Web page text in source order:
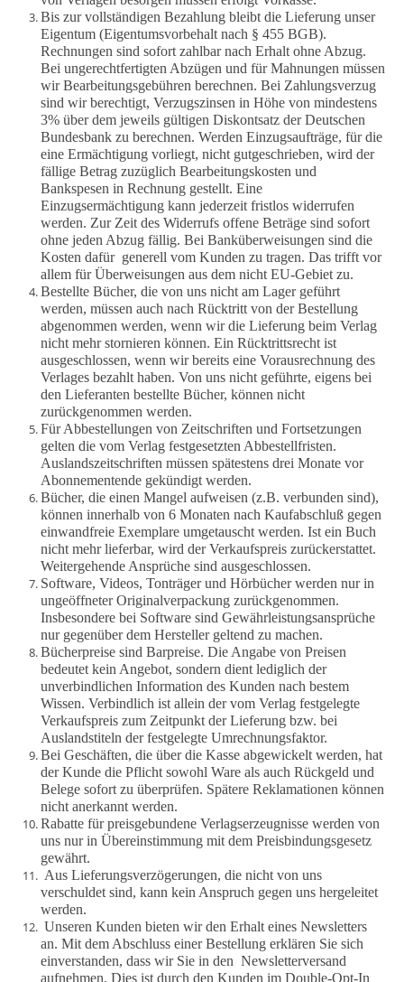
Bis zur vollständigen Bezahlung bleibt die Lieferung unser
Eigentum (Eigentumsvorbehalt nach § 455 BGB).
Rechnungen sind sofort zahlbar nach Erhalt ohne Abzug.
Bei ungerechtfertigten Abzügen und für Mahnungen müssen
wir Bearbeitungsgebühren berechnen. Bei Zahlungsverzug
sind wir berechtigt, Verzugszinsen in Höhe von mindestens
3% über dem jeweils gültigen Diskontsatz der Deutschen
Bundesbank zu berechnen. Werden Einzugsaufträge, für die
eine Ermächtigung vorliegt, nicht gutgeschrieben, wird der
fällige Betrag zuzüglich Bearbeitungskosten und
Bankspesen in Rechnung gestellt. Eine
Einzugsermächtigung kann jederzeit fristlos widerrufen
werden. Zur Zeit des Widerrufs offene Beträge sind sofort
ohne jeden Abzug fällig. Bei Banküberweisungen sind die
Kosten dafür generell vom Kunden zu tragen. Das trifft vor
allem für Überweisungen aus dem nicht EU-Gebiet zu.
Bestellte Bücher, die von uns nicht am Lager geführt
werden, müssen auch nach Rücktritt von der Bestellung
abgenommen werden, wenn wir die Lieferung beim Verlag
nicht mehr stornieren können. Ein Rücktrittsrecht ist
ausgeschlossen, wenn wir bereits eine Vorausrechnung des
Verlages bezahlt haben. Von uns nicht geführte, eigens bei
den Lieferanten bestellte Bücher, können nicht
zurückgenommen werden.
Für Abbestellungen von Zeitschriften und Fortsetzungen
gelten die vom Verlag festgesetzten Abbestellfristen.
Auslandszeitschriften müssen spätestens drei Monate vor
Abonnementende gekündigt werden.
Bücher, die einen Mangel aufweisen (z.B. verbunden sind),
können innerhalb von 6 Monaten nach Kaufabschluß gegen
einwandfreie Exemplare umgetauscht werden. Ist ein Buch
nicht mehr lieferbar, wird der Verkaufspreis zurückerstattet.
Weitergehende Ansprüche sind ausgeschlossen.
Software, Videos, Tonträger und Hörbücher werden nur in
ungeöffneter Originalverpackung zurückgenommen.
Insbesondere bei Software sind Gewährleistungsansprüche
nur gegenüber dem Hersteller geltend zu machen.
Bücherpreise sind Barpreise. Die Angabe von Preisen
bedeutet kein Angebot, sondern dient lediglich der
unverbindlichen Information des Kunden nach bestem
Wissen. Verbindlich ist allein der vom Verlag festgelegte
Verkaufspreis zum Zeitpunkt der Lieferung bzw. bei
Auslandstiteln der festgelegte Umrechnungsfaktor.
Bei Geschäften, die über die Kasse abgewickelt werden, hat
der Kunde die Pflicht sowohl Ware als auch Rückgeld und
Belege sofort zu überprüfen. Spätere Reklamationen können
nicht anerkannt werden.
Rabatte für preisgebundene Verlagserzeugnisse werden von
uns nur in Übereinstimmung mit dem Preisbindungsgesetz
gewährt.
Aus Lieferungsverzögerungen, die nicht von uns
verschuldet sind, kann kein Anspruch gegen uns hergeleitet
werden.
Unseren Kunden bieten wir den Erhalt eines Newsletters
an. Mit dem Abschluss einer Bestellung erklären Sie sich
einverstanden, dass wir Sie in den Newsletterversand
aufnehmen. Dies ist durch den Kunden im Double-Opt-In